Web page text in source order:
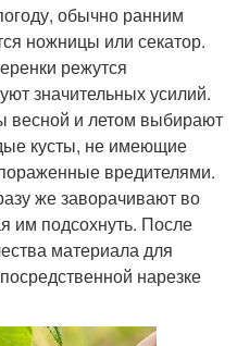
обычно ранним
ножницы или секатор.
режутся
значительных усилий.
весной и летом выбирают
кусты, не имеющие
вредителями.
же заворачивают во
им подсохнуть. После
материала для
нарезке